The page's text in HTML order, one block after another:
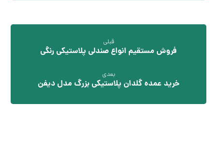
قبلی
فروش مستقیم انواع صندلی پلاستیکی رنگی
بعدی
خرید عمده گلدان پلاستیکی بزرگ مدل دیفن